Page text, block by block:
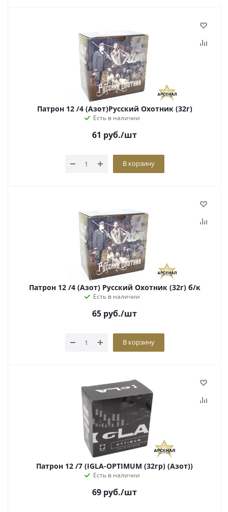
Патрон 12 /4 (Азот)Русский Охотник (32г)
Есть в наличии
61 руб./шт
В корзину
Патрон 12 /4 (Азот) Русский Охотник (32г) б/к
Есть в наличии
65 руб./шт
В корзину
Патрон 12 /7 (IGLA-OPTIMUM (32гр) (Азот))
Есть в наличии
69 руб./шт